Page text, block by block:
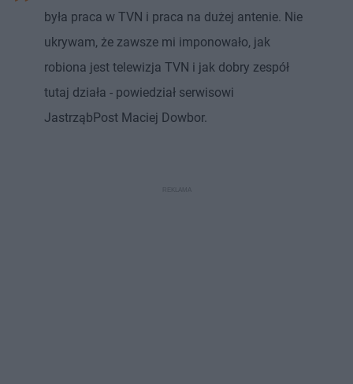
była praca w TVN i praca na dużej antenie. Nie
ukrywam, że zawsze mi imponowało, jak
robiona jest telewizja TVN i jak dobry zespół
tutaj działa - powiedział serwisowi
JastrząbPost Maciej Dowbor.